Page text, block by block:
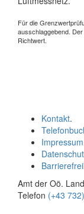
Für die
ausschlaggebend.
Richtwert.
Kontakt.
Impressum
Amt der Oö.
Telefon (+43